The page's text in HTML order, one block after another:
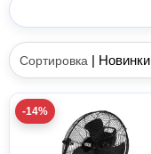
Сортировка | Новинки
-14%